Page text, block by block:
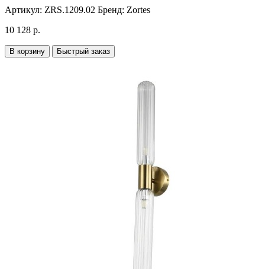
Артикул: ZRS.1209.02 Бренд: Zortes
10 128 р.
В корзину Быстрый заказ